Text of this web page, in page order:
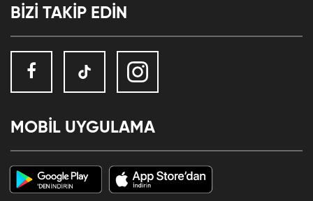
BİZİ TAKİP EDİN
MOBİL UYGULAMA